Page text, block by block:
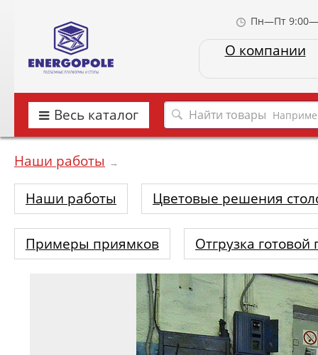
Пн—Пт
О компании
Весь каталог
Наши работы →
Наши работы Цветовые решения
Примеры приямков Отгрузка